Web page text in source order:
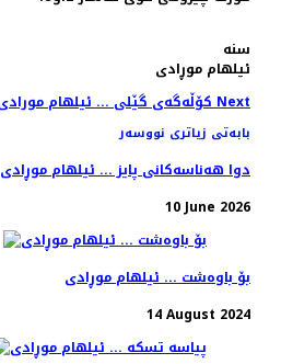
سنە
ئیلهام موڕادی
Next article: کۆڵەگەی گێلی ... ئیلهام مورادیNext
بابەتی زیاتری نووسەر
دوا هەناسەکانی پایز ... ئیلهام موڕادی
10 June 2026
بۆ باوەشت ... ئیلهام موڕادی
14 August 2024